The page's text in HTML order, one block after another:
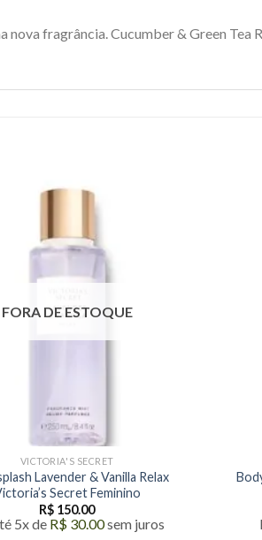
nova fragrância. Cucumber & Green Tea
FORA DE ESTOQUE
VICTORIA'S SECRET
Lavender & Vanilla Relax
Secret Feminino
R$ 150.00
5x de R$30.00sem juros